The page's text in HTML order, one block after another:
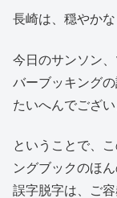
長崎は、穏やか
今日のサンソン
バーブッキングの
たいへんでござい
ということで、
ングブックのほ
誤字脱字は、ご容